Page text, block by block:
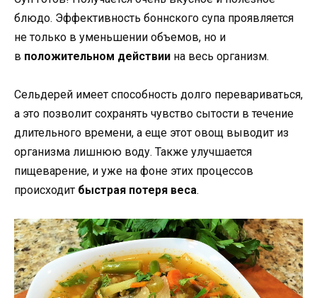
блюдо. Эффективность боннского супа проявляется
не только в уменьшении объемов, но и
в положительном действии на весь организм.
Сельдерей имеет способность долго перевариваться,
а это позволит сохранять чувство сытости в течение
длительного времени, а еще этот овощ выводит из
организма лишнюю воду. Также улучшается
пищеварение, и уже на фоне этих процессов
происходит быстрая потеря веса.